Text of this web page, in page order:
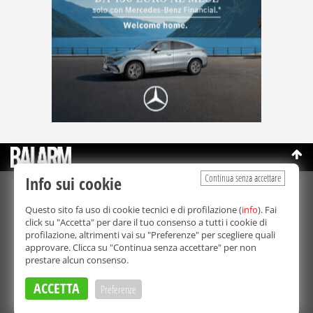
©Copyright 2003-2026
Bmedia Srl
- P.IVA 07064240828
La riproduzione totale o parziale di tutti i contenuti, in qualunque
forma, su qualsiasi supporto è proibita.
Balarm.it è una testata giornalistica registrata. Autorizzazione del
Tribunale di Palermo n° 32 del 21/10/2003
Direttore responsabile:
Continua senza accettare
Info sui cookie
Questo sito fa uso di cookie tecnici e di profilazione (info). Fai
click su "Accetta" per dare il tuo consenso a tutti i cookie di
profilazione, altrimenti vai su "Preferenze" per scegliere quali
approvare. Clicca su "Continua senza accettare" per non
prestare alcun consenso.
ACCETTA Preferenze